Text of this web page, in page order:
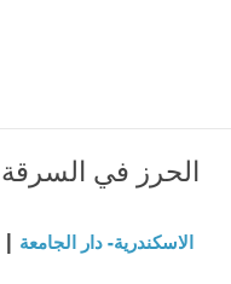
الحرز في
| الاسكندرية- دار الجامعة